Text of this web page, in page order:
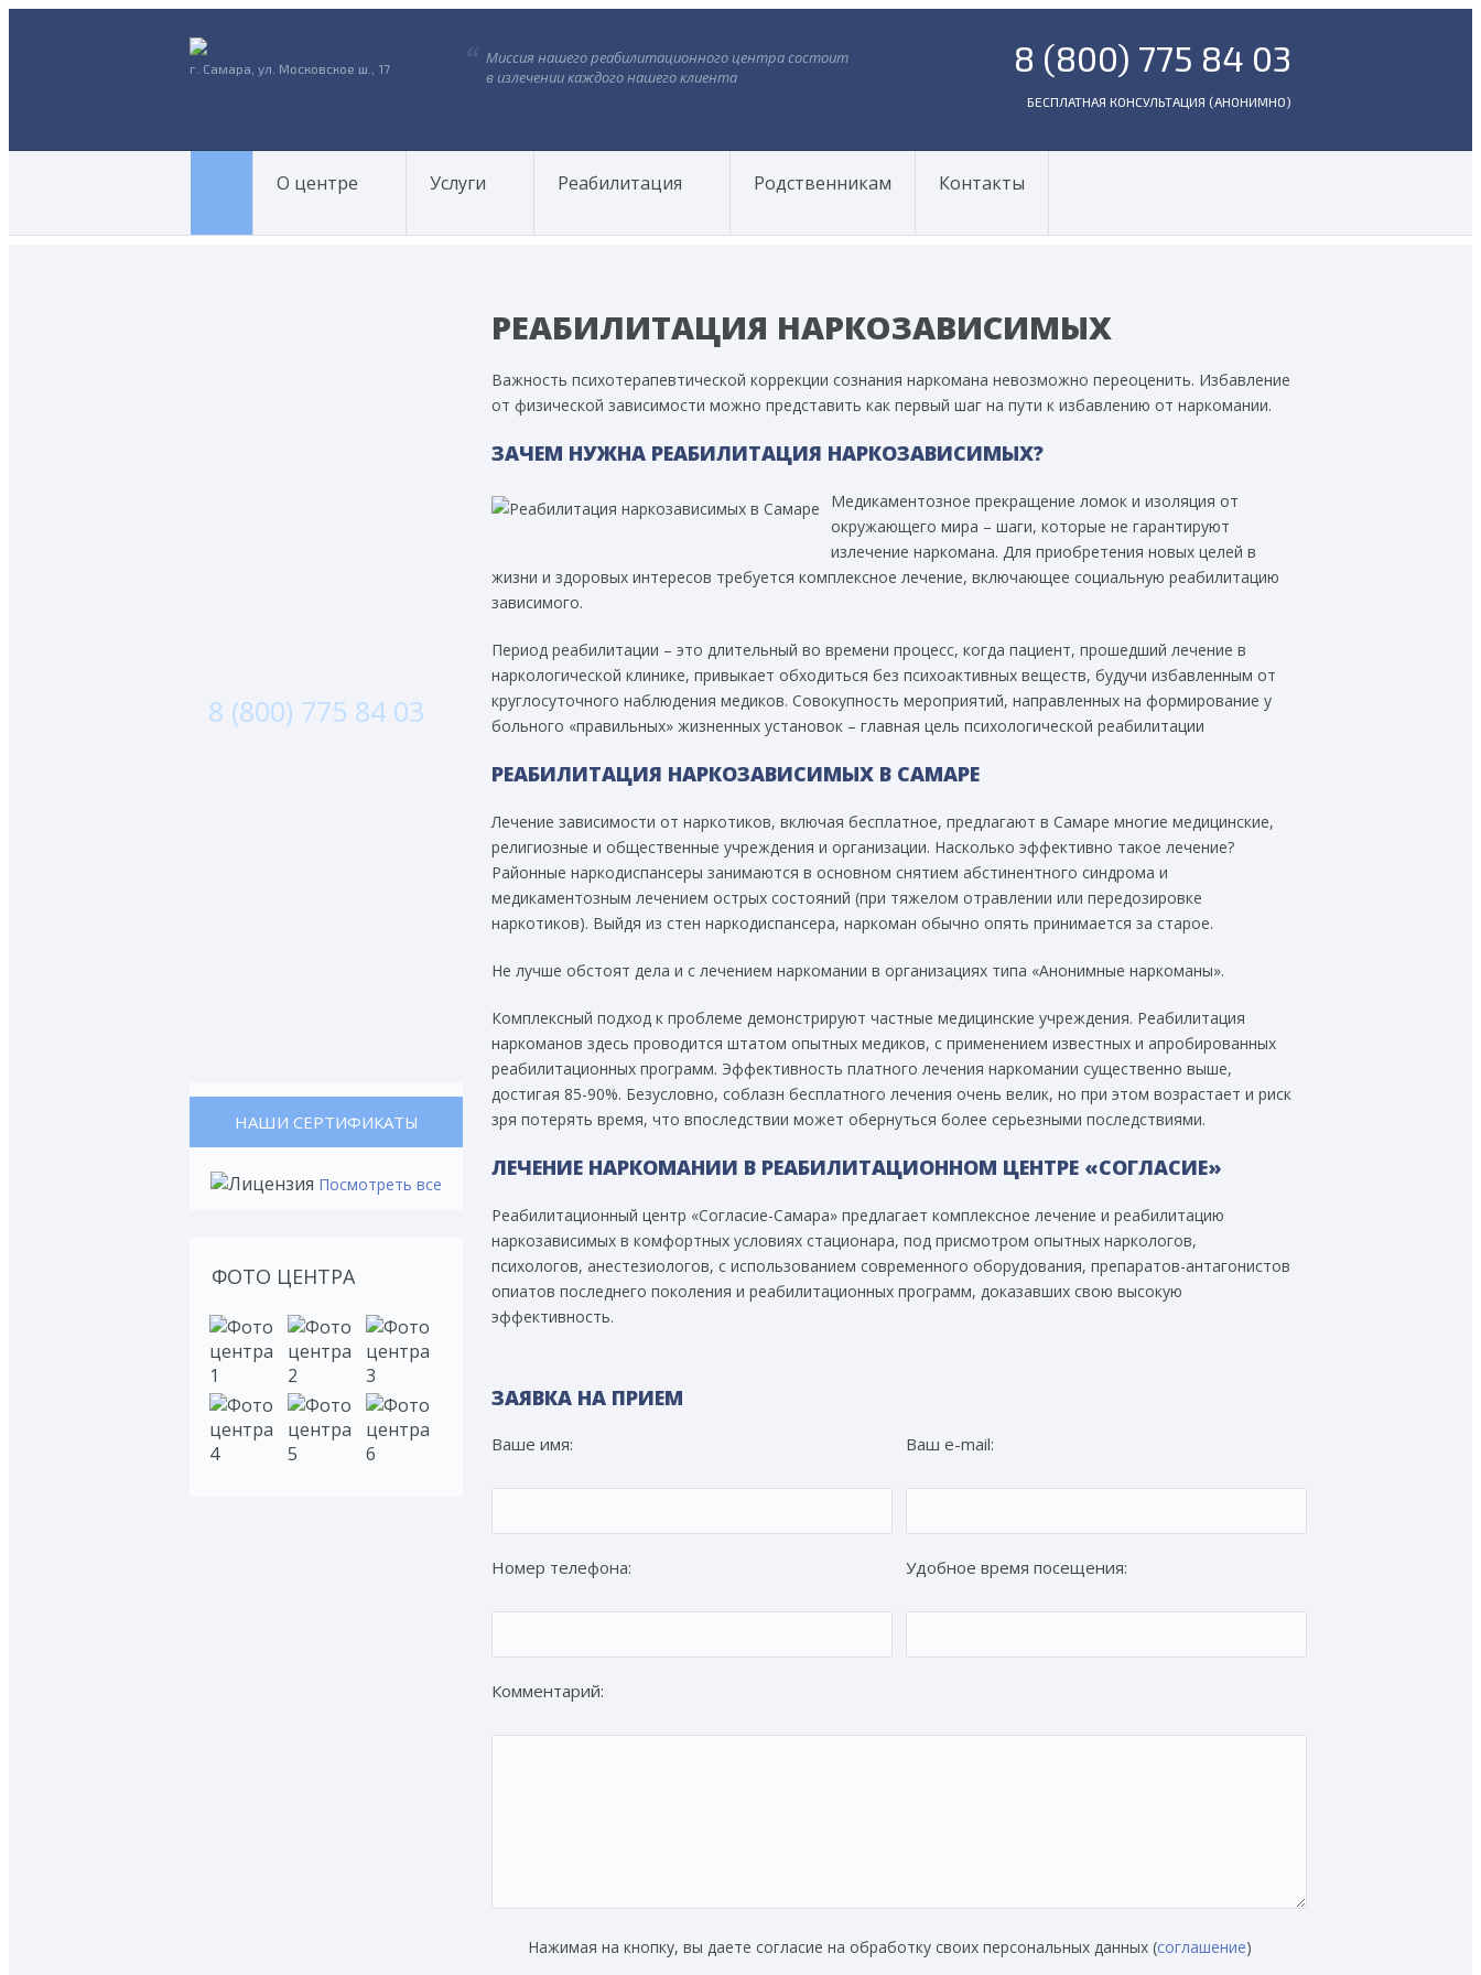
г. Самара, ул. Московское ш., 17
Миссия нашего реабилитационного центра состоит
в излечении каждого нашего клиента
8 (800) 775 84 03
БЕСПЛАТНАЯ КОНСУЛЬТАЦИЯ (АНОНИМНО)
О центре Услуги Реабилитация Родственникам Контакты
РЕАБИЛИТАЦИЯ НАРКОЗАВИСИМЫХ
Важность психотерапевтической коррекции сознания наркомана невозможно переоценить. Избавление
от физической зависимости можно представить как первый шаг на пути к избавлению от наркомании.
ЗАЧЕМ НУЖНА РЕАБИЛИТАЦИЯ НАРКОЗАВИСИМЫХ?
Медикаментозное прекращение ломок и изоляция от
окружающего мира – шаги, которые не гарантируют
излечение наркомана. Для приобретения новых целей в
жизни и здоровых интересов требуется комплексное лечение, включающее социальную реабилитацию
зависимого.
Период реабилитации – это длительный во времени процесс, когда пациент, прошедший лечение в
наркологической клинике, привыкает обходиться без психоактивных веществ, будучи избавленным от
круглосуточного наблюдения медиков. Совокупность мероприятий, направленных на формирование у
больного «правильных» жизненных установок – главная цель психологической реабилитации
РЕАБИЛИТАЦИЯ НАРКОЗАВИСИМЫХ В САМАРЕ
Лечение зависимости от наркотиков, включая бесплатное, предлагают в Самаре многие медицинские,
религиозные и общественные учреждения и организации. Насколько эффективно такое лечение?
Районные наркодиспансеры занимаются в основном снятием абстинентного синдрома и
медикаментозным лечением острых состояний (при тяжелом отравлении или передозировке
наркотиков). Выйдя из стен наркодиспансера, наркоман обычно опять принимается за старое.
Не лучше обстоят дела и с лечением наркомании в организациях типа «Анонимные наркоманы».
Комплексный подход к проблеме демонстрируют частные медицинские учреждения. Реабилитация
наркоманов здесь проводится штатом опытных медиков, с применением известных и апробированных
реабилитационных программ. Эффективность платного лечения наркомании существенно выше,
достигая 85-90%. Безусловно, соблазн бесплатного лечения очень велик, но при этом возрастает и риск
зря потерять время, что впоследствии может обернуться более серьезными последствиями.
ЛЕЧЕНИЕ НАРКОМАНИИ В РЕАБИЛИТАЦИОННОМ ЦЕНТРЕ «СОГЛАСИЕ»
Реабилитационный центр «Согласие-Самара» предлагает комплексное лечение и реабилитацию
наркозависимых в комфортных условиях стационара, под присмотром опытных наркологов,
психологов, анестезиологов, с использованием современного оборудования, препаратов-антагонистов
опиатов последнего поколения и реабилитационных программ, доказавших свою высокую
эффективность.
ЗАЯВКА НА ПРИЕМ
Ваше имя: Ваш e-mail:
Номер телефона: Удобное время посещения:
Комментарий:
Нажимая на кнопку, вы даете согласие на обработку своих персональных данных (соглашение)
8 (800) 775 84 03
НАШИ СЕРТИФИКАТЫ
Посмотреть все
ФОТО ЦЕНТРА